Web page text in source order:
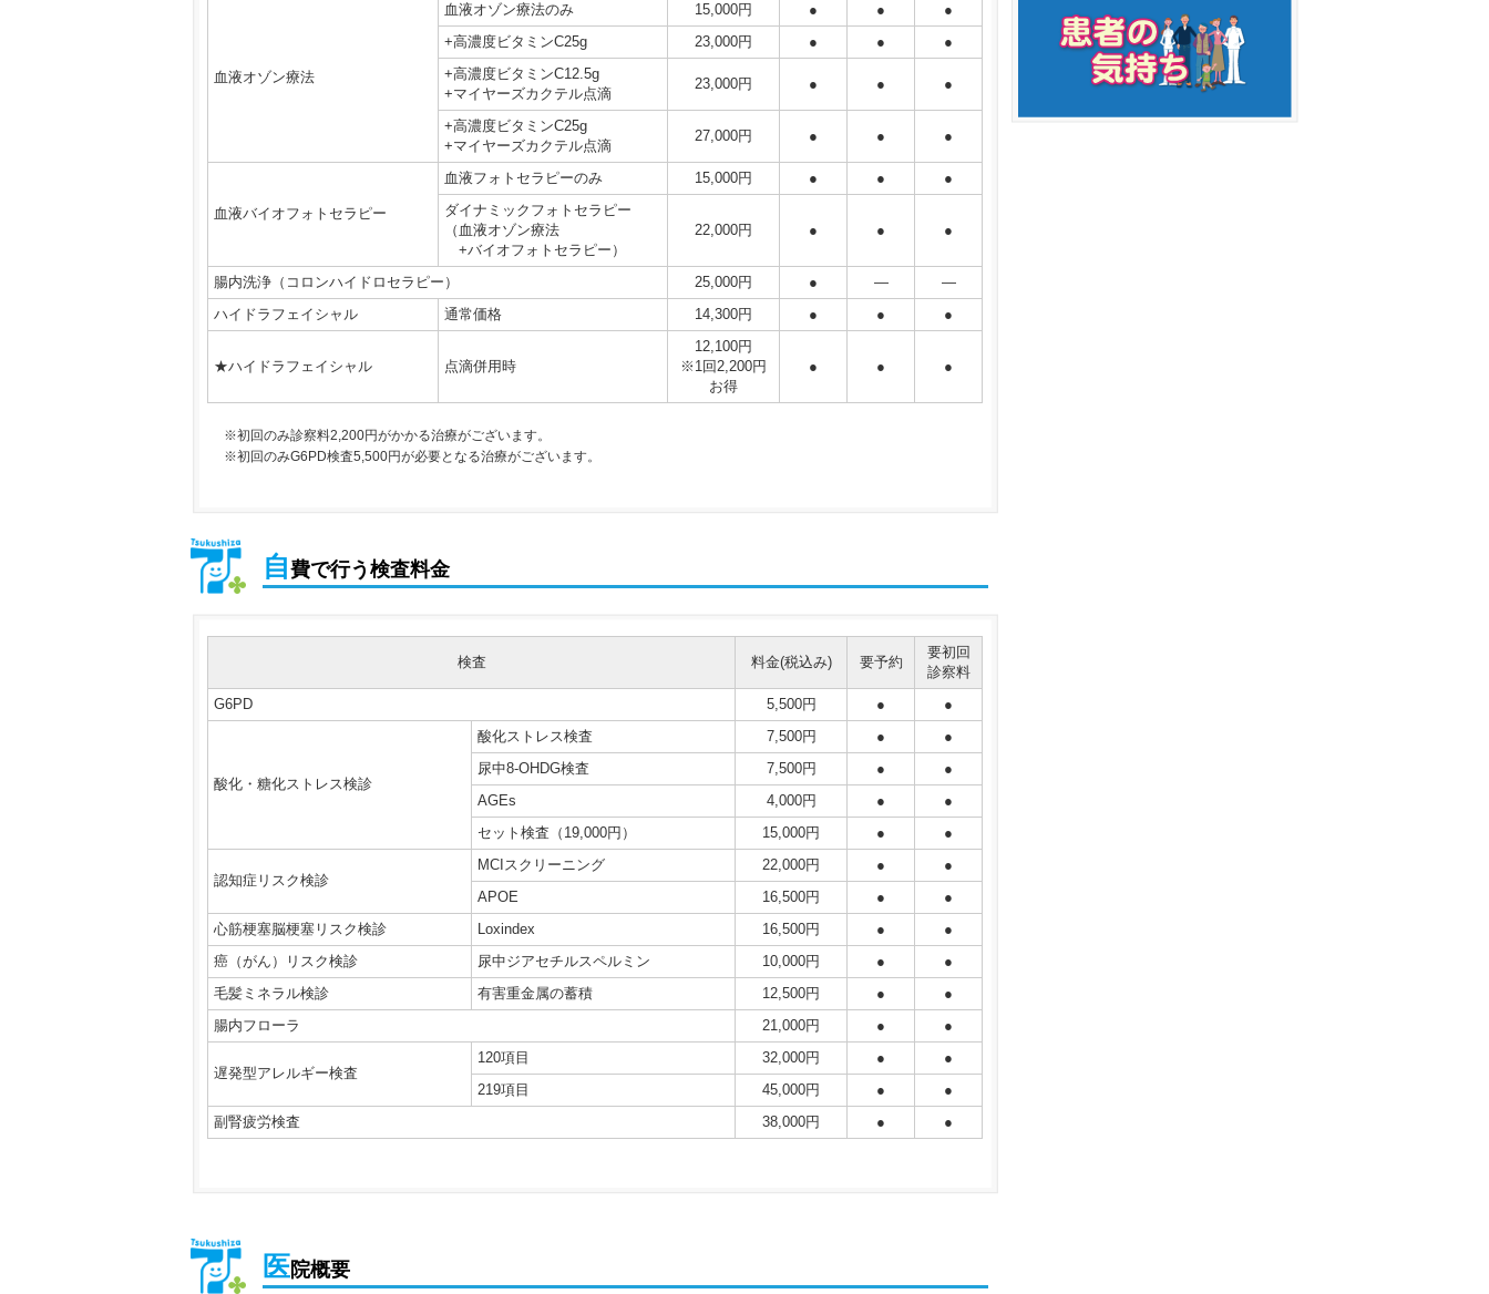
血液オゾン療法
血液オゾン療法のみ 15,000円 ● ●
●
+高濃度ビタミンC25g
23,000円 ● ●
●
+高濃度ビタミンC12.5g
+マイヤーズカクテル点滴
23,000円 ● ● ●
+高濃度ビタミンC25g
+マイヤーズカクテル点滴
27,000円 ● ● ●
血液バイオフォトセラピー
血液フォトセラピーのみ 15,000円 ● ●
●
ダイナミックフォトセラピー
（血液オゾン療法
+バイオフォトセラピー）
22,000円 ● ● ●
腸内洗浄（コロンハイドロセラピー） 25,000円 ● ―
―
ハイドラフェイシャル
通常価格 14,300円 ● ● ●
★ハイドラフェイシャル 点滴併用時
12,100円
※1回2,200円
お得
● ● ●
※初回のみ診察料2,200円がかかる治療がございます。
※初回のみG6PD検査5,500円が必要となる治療がございます。
自費で行う検査料金
検査 料金(税込み) 要予約
要初回
診察料
G6PD
5,500円 ● ●
酸化・糖化ストレス検診
酸化ストレス検査 7,500円 ●
●
尿中8-OHDG検査
7,500円 ●
●
AGEs
4,000円 ●
●
セット検査（19,000円）
15,000円 ● ●
認知症リスク検診
MCIスクリーニング 22,000円 ●
●
APOE
16,500円 ●
●
心筋梗塞脳梗塞リスク検診
Loxindex 16,500円 ●
●
癌（がん）リスク検診
尿中ジアセチルスペルミン 10,000円 ●
●
毛髪ミネラル検診
有害重金属の蓄積 12,500円 ●
●
腸内フローラ
21,000円 ● ●
遅発型アレルギー検査
120項目 32,000円 ●
●
219項目
45,000円 ●
●
副腎疲労検査
38,000円 ● ●
医院概要